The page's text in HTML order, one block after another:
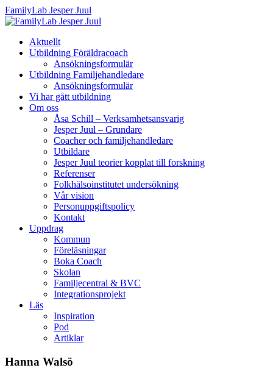
FamilyLab Jesper Juul
Aktuellt
Utbildning Föräldracoach
Ansökningsformulär
Utbildning Familjehandledare
Ansökningsformulär
Vi har gått utbildning
Om oss
Åsa Schill – Verksamhetsansvarig
Jesper Juul – Grundare
Coacher och familjehandledare
Utbildare
Jesper Juul teorier kopplat till forskning
Referenser
Folkhälsoinstitutet undersökning
Vår vision
Personuppgiftspolicy
Kontakt
Uppdrag
Kommun
Föreläsningar
Boka Coach
Skolan
Familjecentral & BVC
Integrationsprojekt
Läs
Inspiration
Pod
Artiklar
Hanna Walsö